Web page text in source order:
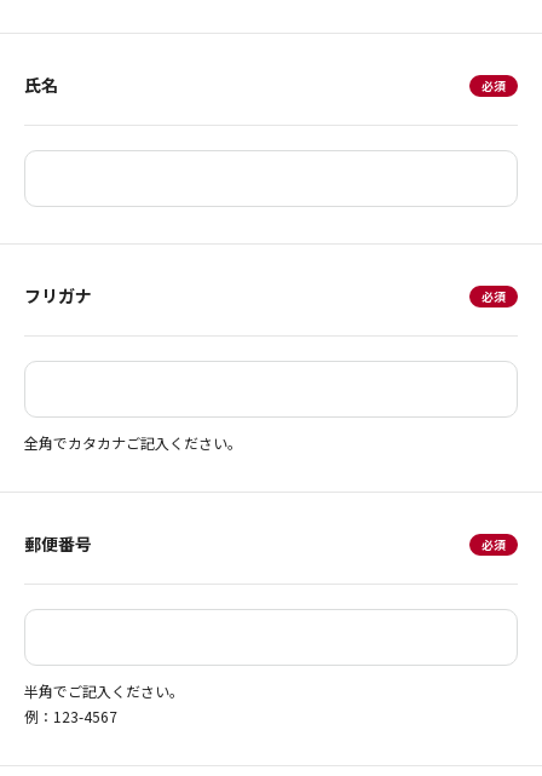
氏名
フリガナ
全角でカタカナご記入ください。
郵便番号
半角でご記入ください。
例：123-4567